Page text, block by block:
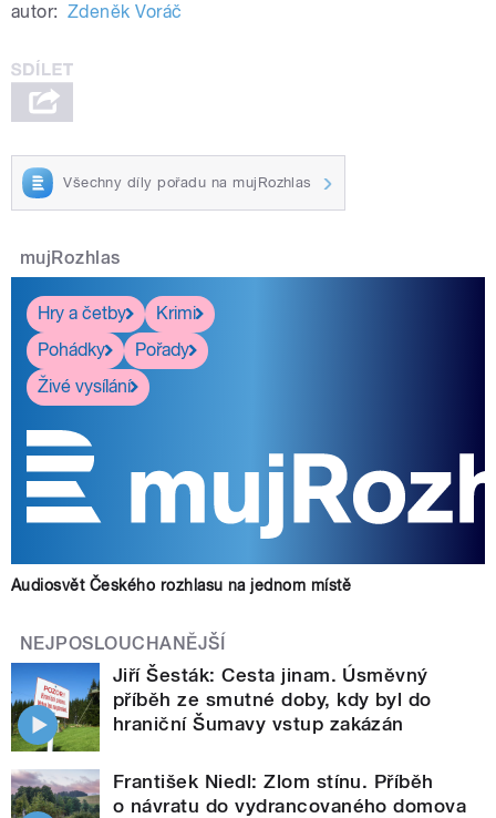
autor: Zdeněk Voráč
Všechny díly pořadu na mujRozhlas
mujRozhlas
Hry a četby
Krimi
Pohádky
Pořady
Živé vysílání
Audiosvět Českého rozhlasu na jednom místě
NEJPOSLOUCHANĚJŠÍ
Jiří Šesták: Cesta jinam. Úsměvný
příběh ze smutné doby, kdy byl do
hraniční Šumavy vstup zakázán
František Niedl: Zlom stínu. Příběh
o návratu do vydrancovaného domova